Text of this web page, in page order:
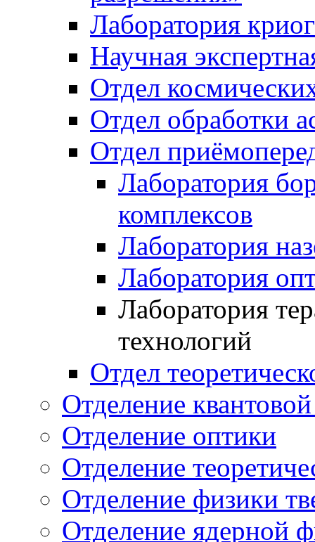
Лаборатория
Научная
Отдел
Отдел обработки
Отдел
Лаборатория
комплексов
Лаборатория
Лаборатория
Лаборатория
технологий
Отдел
Отделение
Отделение оптики
Отделение
Отделение физики
Отделение ядерной